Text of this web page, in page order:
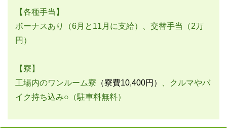
【各種手当】
ボーナスあり（6月と11月に支給）、交替手当（2万
円）
【寮】
工場内のワンルーム寮 （寮費10,400円）
、クルマやバ
イク持ち込み○（駐車料無料）